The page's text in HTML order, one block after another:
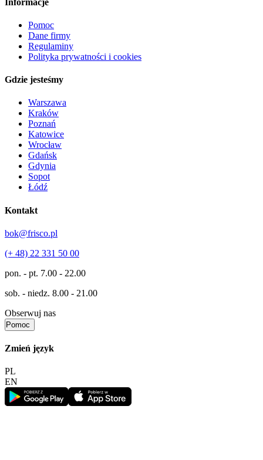
Pomoc
Dane firmy
Regulaminy
Polityka prywatności i cookies
Gdzie jesteśmy
Warszawa
Kraków
Poznań
Katowice
Wrocław
Gdańsk
Gdynia
Sopot
Łódź
Kontakt
bok@frisco.pl
(+ 48) 22 331 50 00
pon. - pt. 7.00 - 22.00
sob. - niedz. 8.00 - 21.00
Obserwuj nas
Pomoc
Zmień język
PL
EN